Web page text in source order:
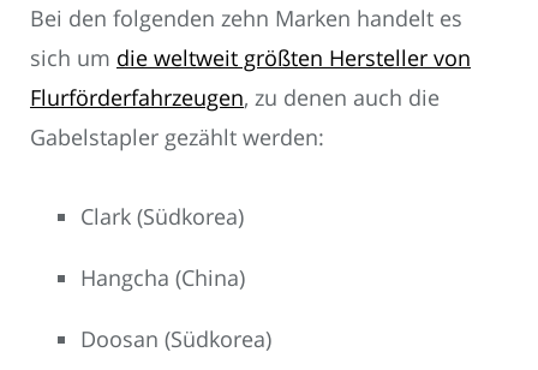
Bei den folgenden zehn Marken handelt es
sich um die weltweit größten Hersteller von
Flurförderfahrzeugen, zu denen auch die
Gabelstapler gezählt werden:
Clark (Südkorea)
Hangcha (China)
Doosan (Südkorea)